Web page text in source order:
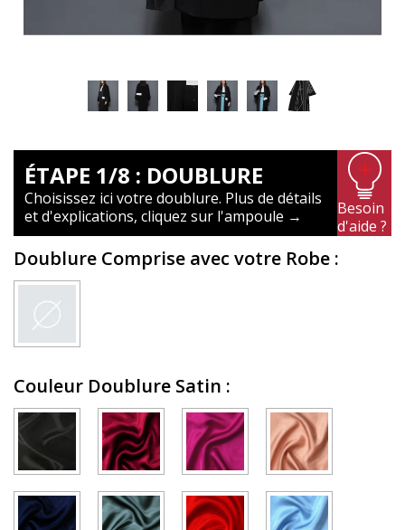
ÉTAPE 1/8 : DOUBLURE
Choisissez ici votre doublure. Plus de détails
et d'explications, cliquez sur l'ampoule →
Besoin
d'aide ?
Doublure Comprise avec votre Robe :
Couleur Doublure Satin :